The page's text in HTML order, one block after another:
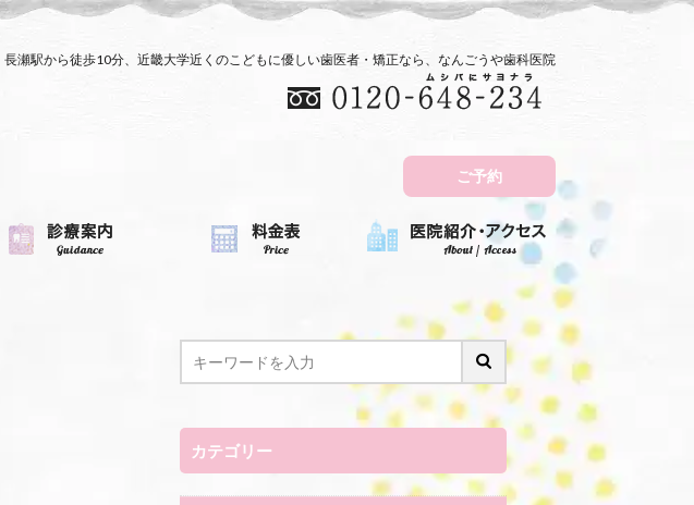
瀬駅から徒歩10分、近畿大学近くのこどもに優しい歯医者・矯正なら、なんごうや歯科医院
ご予約
カテゴリー